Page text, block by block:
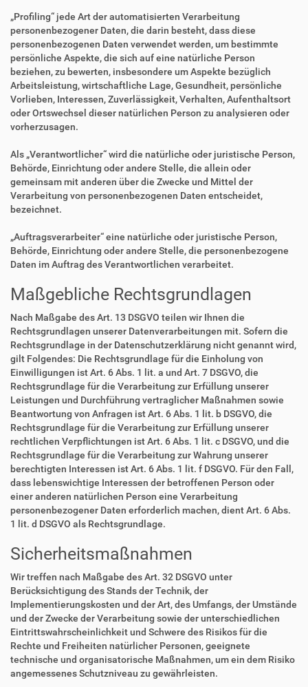
„Profiling“ jede Art der automatisierten Verarbeitung
personenbezogener Daten, die darin besteht, dass diese
personenbezogenen Daten verwendet werden, um bestimmte
persönliche Aspekte, die sich auf eine natürliche Person
beziehen, zu bewerten, insbesondere um Aspekte bezüglich
Arbeitsleistung, wirtschaftliche Lage, Gesundheit, persönliche
Vorlieben, Interessen, Zuverlässigkeit, Verhalten, Aufenthaltsort
oder Ortswechsel dieser natürlichen Person zu analysieren oder
vorherzusagen.
Als „Verantwortlicher“ wird die natürliche oder juristische Person,
Behörde, Einrichtung oder andere Stelle, die allein oder
gemeinsam mit anderen über die Zwecke und Mittel der
Verarbeitung von personenbezogenen Daten entscheidet,
bezeichnet.
„Auftragsverarbeiter“ eine natürliche oder juristische Person,
Behörde, Einrichtung oder andere Stelle, die personenbezogene
Daten im Auftrag des Verantwortlichen verarbeitet.
Maßgebliche Rechtsgrundlagen
Nach Maßgabe des Art. 13 DSGVO teilen wir Ihnen die
Rechtsgrundlagen unserer Datenverarbeitungen mit. Sofern die
Rechtsgrundlage in der Datenschutzerklärung nicht genannt wird,
gilt Folgendes: Die Rechtsgrundlage für die Einholung von
Einwilligungen ist Art. 6 Abs. 1 lit. a und Art. 7 DSGVO, die
Rechtsgrundlage für die Verarbeitung zur Erfüllung unserer
Leistungen und Durchführung vertraglicher Maßnahmen sowie
Beantwortung von Anfragen ist Art. 6 Abs. 1 lit. b DSGVO, die
Rechtsgrundlage für die Verarbeitung zur Erfüllung unserer
rechtlichen Verpflichtungen ist Art. 6 Abs. 1 lit. c DSGVO, und die
Rechtsgrundlage für die Verarbeitung zur Wahrung unserer
berechtigten Interessen ist Art. 6 Abs. 1 lit. f DSGVO. Für den Fall,
dass lebenswichtige Interessen der betroffenen Person oder
einer anderen natürlichen Person eine Verarbeitung
personenbezogener Daten erforderlich machen, dient Art. 6 Abs.
1 lit. d DSGVO als Rechtsgrundlage.
Sicherheitsmaßnahmen
Wir treffen nach Maßgabe des Art. 32 DSGVO unter
Berücksichtigung des Stands der Technik, der
Implementierungskosten und der Art, des Umfangs, der Umstände
und der Zwecke der Verarbeitung sowie der unterschiedlichen
Eintrittswahrscheinlichkeit und Schwere des Risikos für die
Rechte und Freiheiten natürlicher Personen, geeignete
technische und organisatorische Maßnahmen, um ein dem Risiko
angemessenes Schutzniveau zu gewährleisten.